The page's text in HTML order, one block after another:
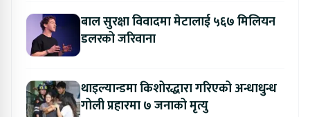
बाल सुरक्षा विवादमा मेटालाई ५६७ मिलियन
डलरको जरिवाना
थाइल्यान्डमा किशोरद्धारा गरिएको अन्धाधुन्ध
गोली प्रहारमा ७ जनाको मृत्यु